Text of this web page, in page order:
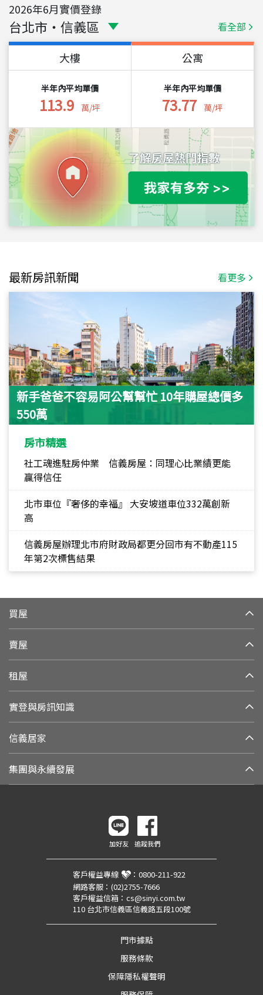
2026年6月實價登錄
台北市 ・ 信義區 看全部
大樓
半年內平均單價
113.9 萬/坪
公寓
半年內平均單價
73.77 萬/坪
最新房訊新聞 看更多
新手爸爸不容易阿公幫幫忙 10年購屋總價多
550萬
房市精選
社工魂進駐房仲業 信義房屋：同理心比業績更能
贏得信任
北市車位『奢侈的幸福』 大安坡道車位332萬創新
高
信義房屋辦理北市府財政局都更分回市有不動產115
年第2次標售結果
買屋
賣屋
租屋
實登與房訊知識
信義居家
集團與永續發展
加好友 追蹤我們
客戶權益專線 ： 0800-211-922
網路客服： (02)2755-7666
客戶權益信箱： cs@sinyi.com.tw
110 台北市信義區信義路五段100號
門市據點
服務條款
保障隱私權聲明